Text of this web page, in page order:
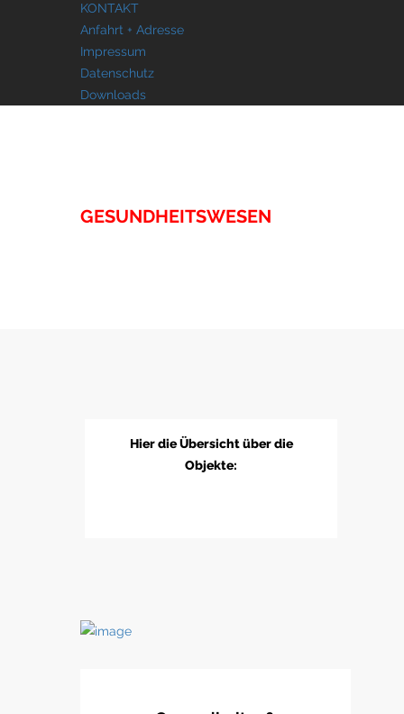
KONTAKT
Anfahrt + Adresse
Impressum
Datenschutz
Downloads
GESUNDHEITSWESEN
Hier die Übersicht über die
Objekte: